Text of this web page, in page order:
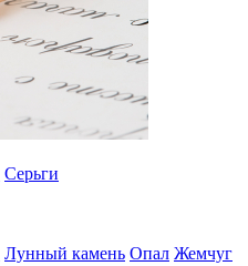
Серьги
Лунный камень Опал Жемчуг